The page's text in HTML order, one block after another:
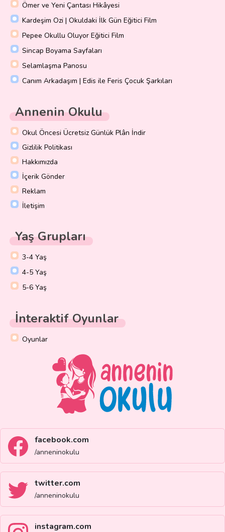
Ömer ve Yeni Çantası Hikâyesi
Kardeşim Ozi | Okuldaki İlk Gün Eğitici Film
Pepee Okullu Oluyor Eğitici Film
Sincap Boyama Sayfaları
Selamlaşma Panosu
Canım Arkadaşım | Edis ile Feris Çocuk Şarkıları
Annenin Okulu
Okul Öncesi Ücretsiz Günlük Plân İndir
Gizlilik Politikası
Hakkımızda
İçerik Gönder
Reklam
İletişim
Yaş Grupları
3-4 Yaş
4-5 Yaş
5-6 Yaş
İnteraktif Oyunlar
Oyunlar
facebook.com
/anneninokulu
twitter.com
/anneninokulu
instagram.com